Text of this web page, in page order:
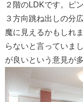
２階のLDKです。ピ
３方向跳ね出しの分
魔に見えるかもしれ
らないと言っていま
が良いという意見が